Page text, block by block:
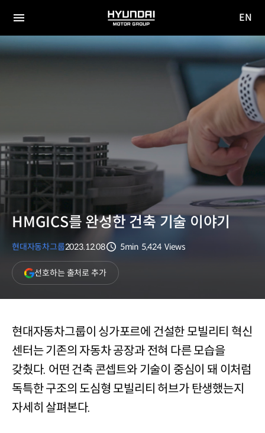
전체
메뉴
HYUNDAI
MOTOR
GROUP
사이
이동
EN
HMGICS를 완성한 건축 기술 이야기
현대자동차그룹2023.12.08
5min 5,424 Views
선호하는 출처로 추가(새
창
열림)
현대자동차그룹이 싱가포르에 건설한 모빌리티 혁신
센터는 기존의 자동차 공장과 전혀 다른 모습을
갖췄다. 어떤 건축 콘셉트와 기술이 중심이 돼 이처럼
독특한 구조의 도심형 모빌리티 허브가 탄생했는지
자세히 살펴본다.